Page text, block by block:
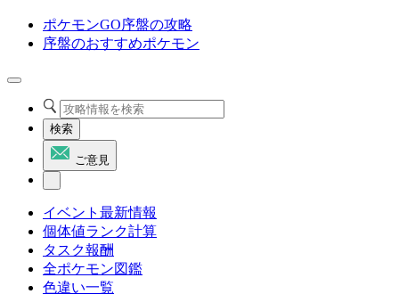
ポケモンGO序盤の攻略
序盤のおすすめポケモン
検索
ご意見
イベント最新情報
個体値ランク計算
タスク報酬
全ポケモン図鑑
色違い一覧